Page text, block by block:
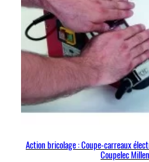
Action bricolage : Coupe-carreaux
Coupelec